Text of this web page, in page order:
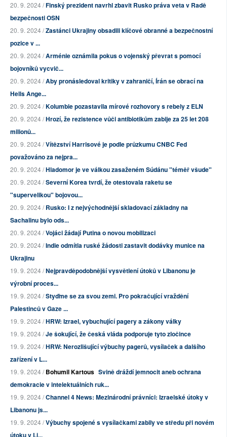
20. 9. 2024 /Finský prezident navrhl zbavit Rusko práva veta v Radě
bezpečnosti OSN
20. 9. 2024 /Zastánci Ukrajiny obsadili klíčové obranné a bezpečnostní
pozice v ...
20. 9. 2024 /Arménie oznámila pokus o vojenský převrat s pomocí
bojovníků vycvič...
20. 9. 2024 /Aby pronásledoval kritiky v zahraničí, Írán se obrací na
Hells Ange...
20. 9. 2024 /Kolumbie pozastavila mírové rozhovory s rebely z ELN
20. 9. 2024 /Hrozí, že rezistence vůči antibiotikům zabije za 25 let 208
milionů...
20. 9. 2024 /Vítězství Harrisové je podle průzkumu CNBC Fed
považováno za nejpra...
20. 9. 2024 /Hladomor je ve válkou zasaženém Súdánu "téměř všude"
20. 9. 2024 /Severní Korea tvrdí, že otestovala raketu se
"supervelikou" bojovou...
20. 9. 2024 /Rusko: I z nejvýchodnější skladovací základny na
Sachalinu bylo ods...
20. 9. 2024 /Vojáci žádají Putina o novou mobilizaci
20. 9. 2024 /Indie odmítla ruské žádosti zastavit dodávky munice na
Ukrajinu
19. 9. 2024 /Nejpravděpodobnější vysvětlení útoků v Libanonu je
výrobní proces...
19. 9. 2024 /Styďme se za svou zemi. Pro pokračující vraždění
Palestinců v Gaze ...
19. 9. 2024 /HRW: Izrael, vybuchující pagery a zákony války
19. 9. 2024 /Je šokující, že česká vláda podporuje tyto zločince
19. 9. 2024 /HRW: Nerozlišující výbuchy pagerů, vysílaček a dalšího
zařízení v L...
19. 9. 2024 /Bohumil Kartous Svině dráždí jemnocit aneb ochrana
demokracie v intelektuálních ruk...
19. 9. 2024 /Channel 4 News: Mezinárodní právníci: Izraelské útoky v
Libanonu js...
19. 9. 2024 /Výbuchy spojené s vysílačkami zabily ve středu při novém
útoku v Li...